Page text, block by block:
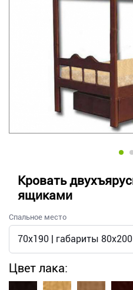
Кровать
ящиками
Спальное место
Цвет лака: